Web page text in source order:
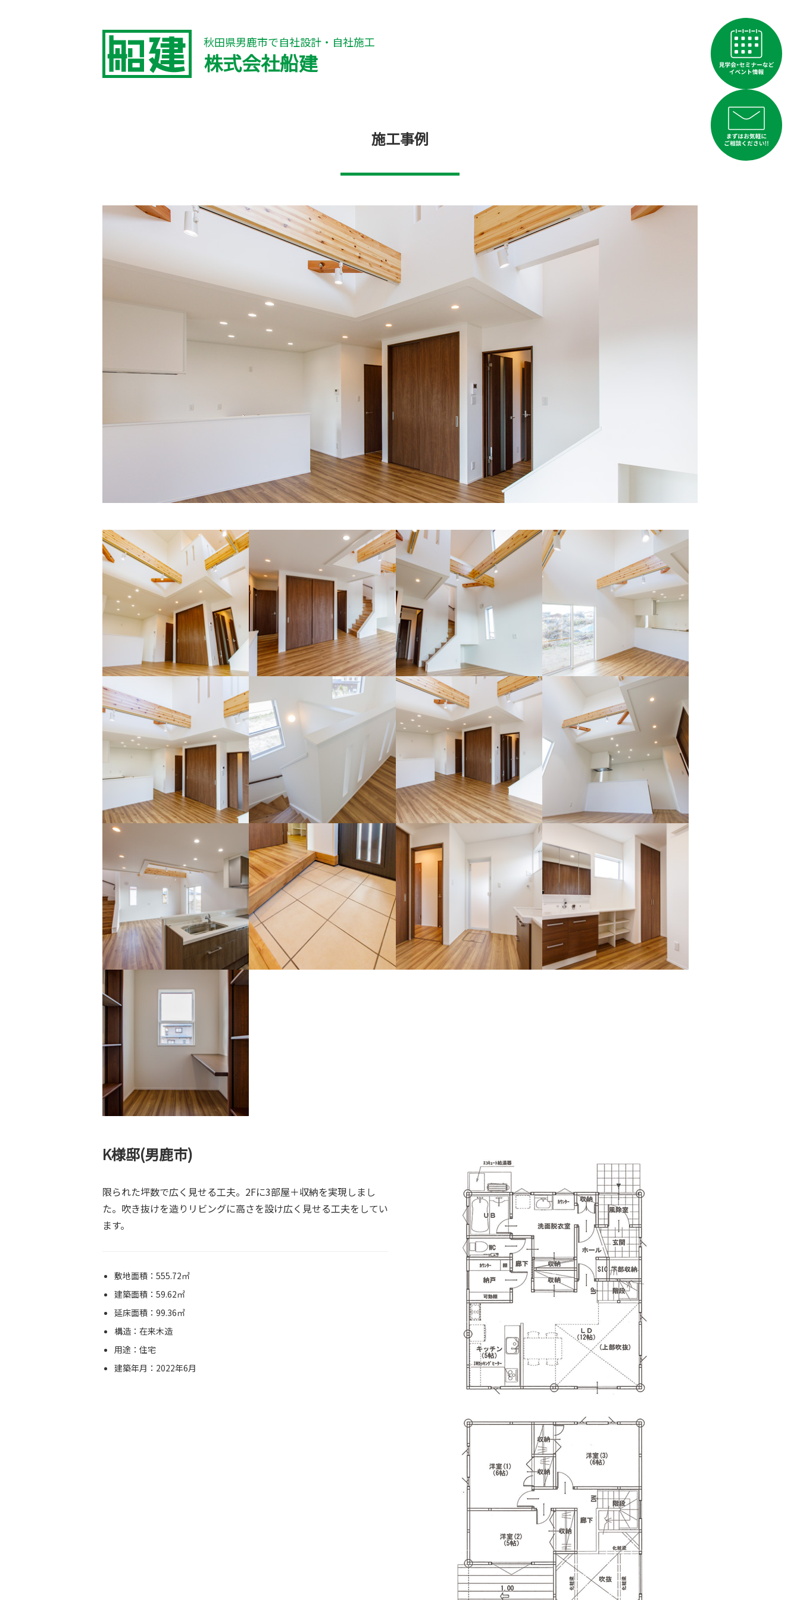
秋田県男鹿市で自社設計・自社施工
株式会社船建
施工事例
K様邸(男鹿市)
限られた坪数で広く見せる工夫。2Fに3部屋＋収納を実現しまし
た。吹き抜けを造りリビングに高さを設け広く見せる工夫をしてい
ます。
敷地面積：555.72㎡
建築面積：59.62㎡
延床面積：99.36㎡
構造：在来木造
用途：住宅
建築年月：2022年6月